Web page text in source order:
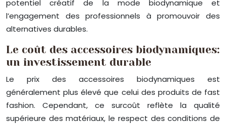
potentiel créatif de la mode biodynamique et
l’engagement des professionnels à promouvoir des
alternatives durables.
Le coût des accessoires biodynamiques:
un investissement durable
Le prix des accessoires biodynamiques est
généralement plus élevé que celui des produits de fast
fashion. Cependant, ce surcoût reflète la qualité
supérieure des matériaux, le respect des conditions de